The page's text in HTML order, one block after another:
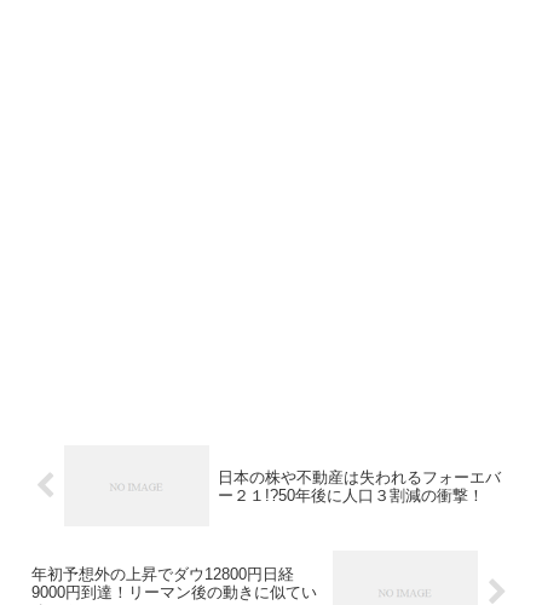
日本の株や不動産は失われるフォーエバ
ー２１!?50年後に人口３割減の衝撃！
年初予想外の上昇でダウ12800円日経
9000円到達！リーマン後の動きに似てい